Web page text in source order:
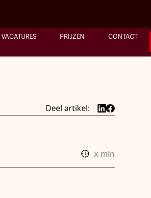
VACATURES PRIJZEN CONTACT
Deel artikel:
x min